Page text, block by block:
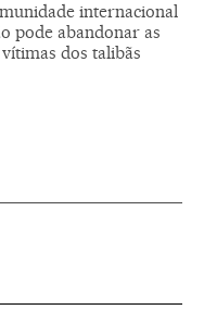
internacional
pode abandonar as
vítimas dos talibãs